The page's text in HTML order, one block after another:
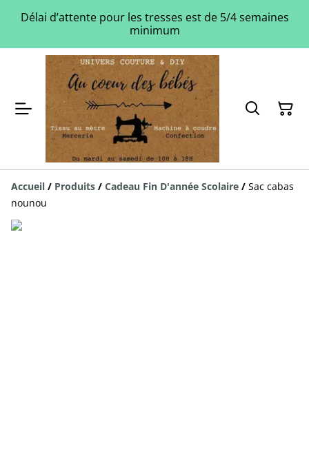
Délai d’attente pour les tresses est de 5/4 semaines
minimum
Accueil / Produits / Cadeau Fin D'année Scolaire / Sac cabas
nounou